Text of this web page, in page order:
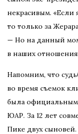
некрасивым. «Если
то только за
— Но на данный
в наших
Напомним, что
во время съемок
была официальным
ЮАР. За 12 лет
Пике двух сыновей.